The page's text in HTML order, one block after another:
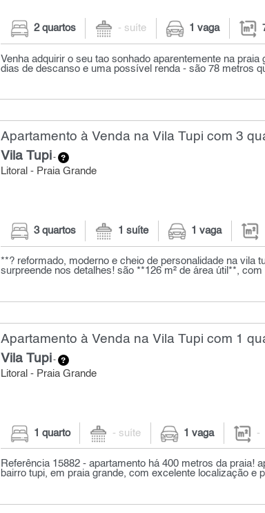
2 quartos - suíte 1 vaga
Venha adquirir o seu tao sonhado aparentemente na praia
dias de descanso e uma possível renda - são 78 metros
Apartamento à Venda na Vila Tupi com 3
Vila Tupi-
Litoral - Praia Grande
3 quartos 1 suíte 1 vaga
**? reformado, moderno e cheio de personalidade na vila
surpreende nos detalhes! são **126 m² de área útil**, com
Apartamento à Venda na Vila Tupi com 1
Vila Tupi-
Litoral - Praia Grande
1 quarto - suíte 1 vaga -
Referência 15882 - apartamento há 400 metros da praia!
bairro tupi, em praia grande, com excelente localização e